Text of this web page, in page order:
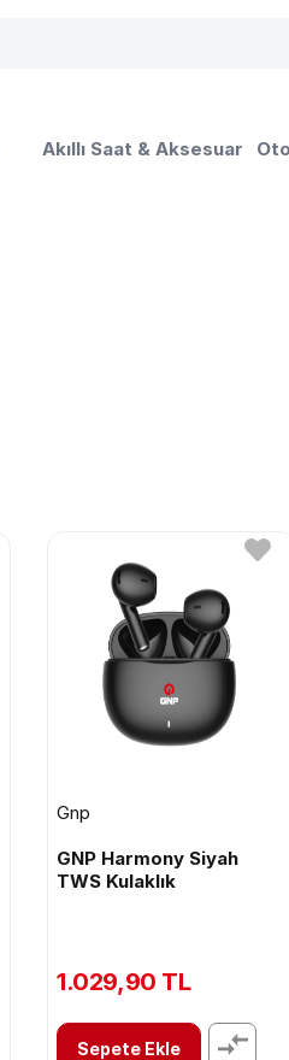
Akıllı Saat & Aksesuar
Gnp
GNP Harmony Siyah
TWS Kulaklık
1.029,90 TL
Sepete Ekle